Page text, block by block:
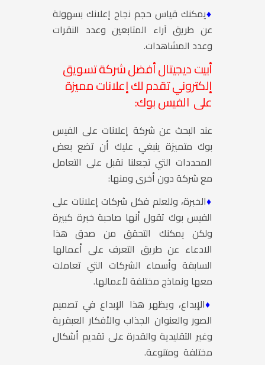
♦يمكنك قياس حجم نجاح إعلانك بسهولة
عن طريق آراء المتابعين وعدد النقرات
وعدد المشاهدات.
أبيت ديجيتال أفضل شركة تسويق
إلكتروني تقدم لك إعلانات مميزة
على الفيس بوك:
عند البحث عن شركة إعلانات على الفيس
بوك متميزة ينبغي عليك أن تضع بعض
المحددات التي تجعلنا نقبل على التعامل
مع شركة دون أخرى ومنها:
♦الخبرة، وللعلم فكل شركات إعلانات على
الفيس بوك تقول أنها صاحبة خبرة كبيرة
ولكن يمكنك التحقق من صدق هذا
الادعاء عن طريق التعرف على أعمالها
السابقة وأسماء الشركات التي تعاملت
معها ونماذج مختلفة لأعمالها.
♦الإبداع، ويظهر هذا الإبداع في تصميم
الصور والعنوان الجذاب والأفكار العبقرية
وغير التقليدية والقدرة على تقديم أشكال
مختلفة ومتنوعة.